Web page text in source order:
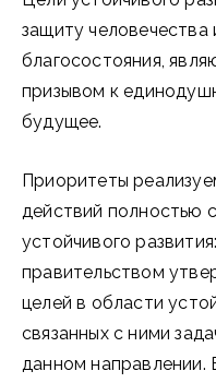
защиту человечества
благосостояния,
призывом к
будущее.
Приоритеты
действий полностью
устойчивого
правительством
целей в области
связанных с ними
данном направлении.